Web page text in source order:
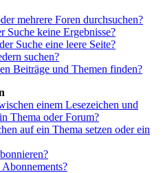
mehrere Foren durchsuchen?
Suche keine Ergebnisse?
Suche eine leere Seite?
suchen?
Beiträge und Themen finden?
einem Lesezeichen und
Thema oder Forum?
auf ein Thema setzen oder ein